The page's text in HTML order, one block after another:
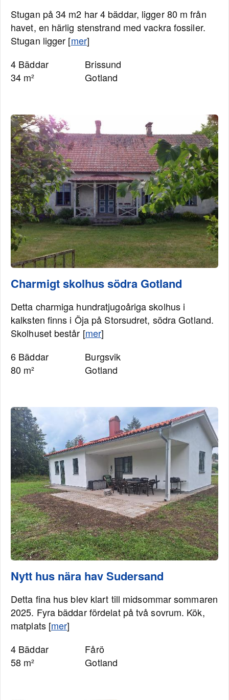
Stugan på 34 m2 har 4 bäddar, ligger 80 m från
havet, en härlig stenstrand med vackra fossiler.
Stugan ligger [mer]
4 Bäddar
34 m²
Brissund
Gotland
Charmigt skolhus södra Gotland
Detta charmiga hundratjugoåriga skolhus i
kalksten finns i Öja på Storsudret, södra Gotland.
Skolhuset består [mer]
6 Bäddar
80 m²
Burgsvik
Gotland
Nytt hus nära hav Sudersand
Detta fina hus blev klart till midsommar sommaren
2025. Fyra bäddar fördelat på två sovrum. Kök,
matplats [mer]
4 Bäddar
58 m²
Fårö
Gotland